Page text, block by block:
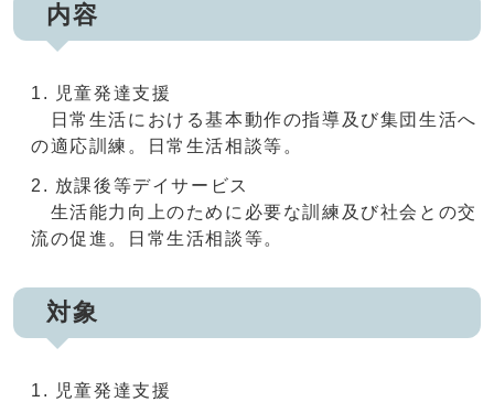
内容
児童発達支援
日常生活における基本動作の指導及び集団生活へ
の適応訓練。日常生活相談等。
放課後等デイサービス
生活能力向上のために必要な訓練及び社会との交
流の促進。日常生活相談等。
対象
児童発達支援